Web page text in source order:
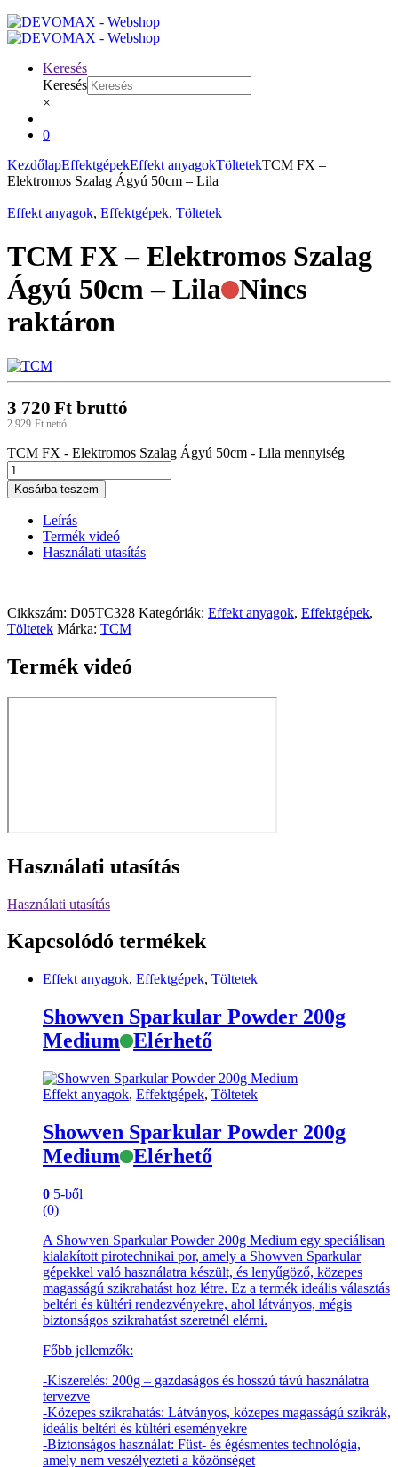
Keresés
Keresés
×
0
KezdőlapEffektgépekEffekt anyagokTöltetekTCM FX –
Elektromos Szalag Ágyú 50cm – Lila
Effekt anyagok, Effektgépek, Töltetek
TCM FX – Elektromos Szalag
Ágyú 50cm – Lila Nincs
raktáron
3 720 Ft bruttó
2 929 Ft nettó
TCM FX - Elektromos Szalag Ágyú 50cm - Lila mennyiség
Kosárba teszem
Leírás
Termék videó
Használati utasítás
Cikkszám: D05TC328 Kategóriák: Effekt anyagok, Effektgépek,
Töltetek Márka: TCM
Termék videó
Használati utasítás
Használati utasítás
Kapcsolódó termékek
Effekt anyagok, Effektgépek, Töltetek
Showven Sparkular Powder 200g
Medium Elérhető
Effekt anyagok, Effektgépek, Töltetek
Showven Sparkular Powder 200g
Medium
Elérhető
0 5-ből
(0)
A Showven Sparkular Powder 200g Medium egy speciálisan
kialakított pirotechnikai por, amely a Showven Sparkular
gépekkel való használatra készült, és lenyűgöző, közepes
magasságú szikrahatást hoz létre. Ez a termék ideális választás
beltéri és kültéri rendezvényekre, ahol látványos, mégis
biztonságos szikrahatást szeretnél elérni.
Főbb jellemzők:
-Kiszerelés: 200g – gazdaságos és hosszú távú használatra
tervezve
-Közepes szikrahatás: Látványos, közepes magasságú szikrák,
ideális beltéri és kültéri eseményekre
-Biztonságos használat: Füst- és égésmentes technológia,
amely nem veszélyezteti a közönséget